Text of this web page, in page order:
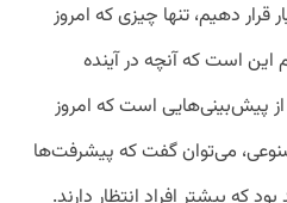
دهیم، تنها چیزی که امروز
این است که آنچه در آینده
از پیش‌بینی‌هایی است که امروز
می‌توان گفت که پیشرفت‌ها